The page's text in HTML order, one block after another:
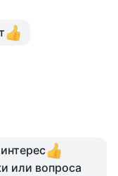
или вопроса